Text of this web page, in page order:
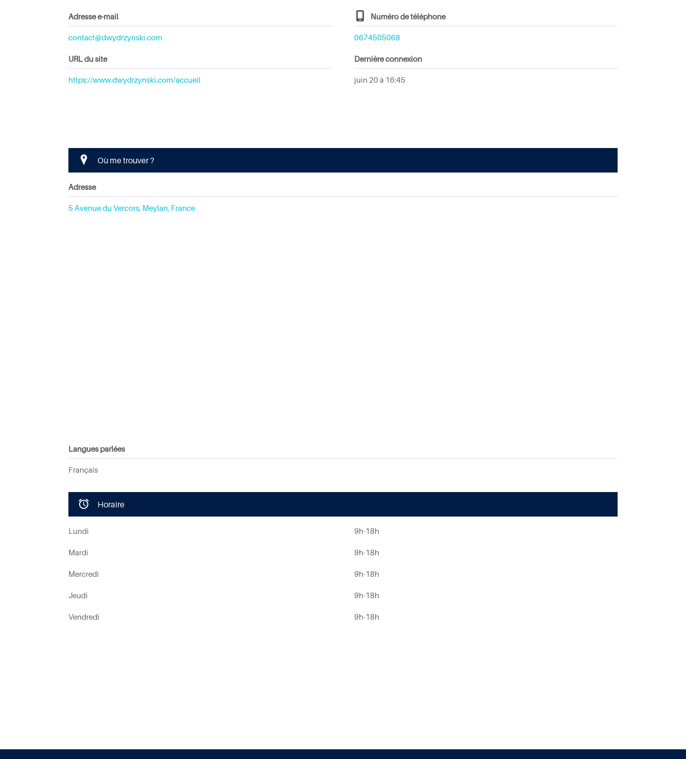
Adresse e-mail
contact@dwydrzynski.com
URL du site
https://www.dwydrzynski.com/accueil
Numéro de téléphone
0674505068
Dernière connexion
juin 20 à 16:45
Où me trouver ?
Adresse
5 Avenue du Vercors, Meylan, France
Langues parlées
Français
Horaire
Lundi
Mardi
Mercredi
Jeudi
Vendredi
9h-18h
9h-18h
9h-18h
9h-18h
9h-18h